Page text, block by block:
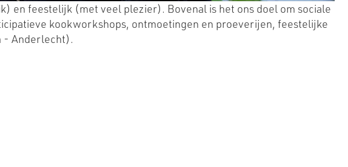
en feestelijk (met veel plezier). Bovenal is het ons doel om sociale
kookworkshops, ontmoetingen en proeverijen, feestelijke
- Anderlecht).